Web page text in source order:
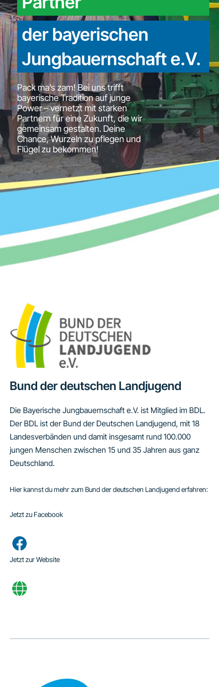
der bayerischen
Jungbauernschaft e.V.
Pack ma’s zam! Bei uns trifft
bayerische Tradition auf junge
Power – vernetzt mit starken
Partnern für eine Zukunft, die wir
gemeinsam gestalten. Deine
Chance, Wurzeln zu pflegen und
Flügel zu bekommen!
Bund der deutschen Landjugend
Die Bayerische Jungbauernschaft e.V. ist Mitglied im BDL.
Der BDL ist der Bund der Deutschen Landjugend, mit 18
Landesverbänden und damit insgesamt rund 100.000
jungen Menschen zwischen 15 und 35 Jahren aus ganz
Deutschland.
Hier kannst du mehr zum Bund der deutschen Landjugend erfahren:
Jetzt zu Facebook
Jetzt zur Website